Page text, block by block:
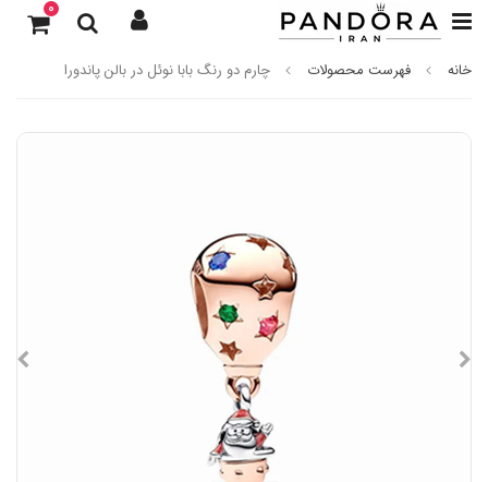
0
خانه فهرست محصولات چارم دو رنگ بابا نوئل در بالن پاندورا